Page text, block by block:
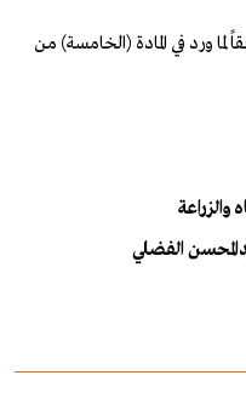
لما ورد في المادة (الخامسة) مـن
والزراعة
الفضلي